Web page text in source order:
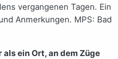
vergangenen Tagen. Ein
Anmerkungen. MPS: Bad
als ein Ort, an dem Züge